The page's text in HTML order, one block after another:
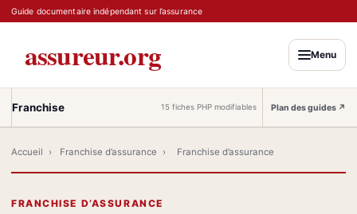
Guide documentaire indépendant sur l’assurance
assureur.org Menu
Franchise 15 fiches PHP modifiables Plan des guides ↗
Accueil › Franchise d’assurance › Franchise d’assurance
FRANCHISE D’ASSURANCE